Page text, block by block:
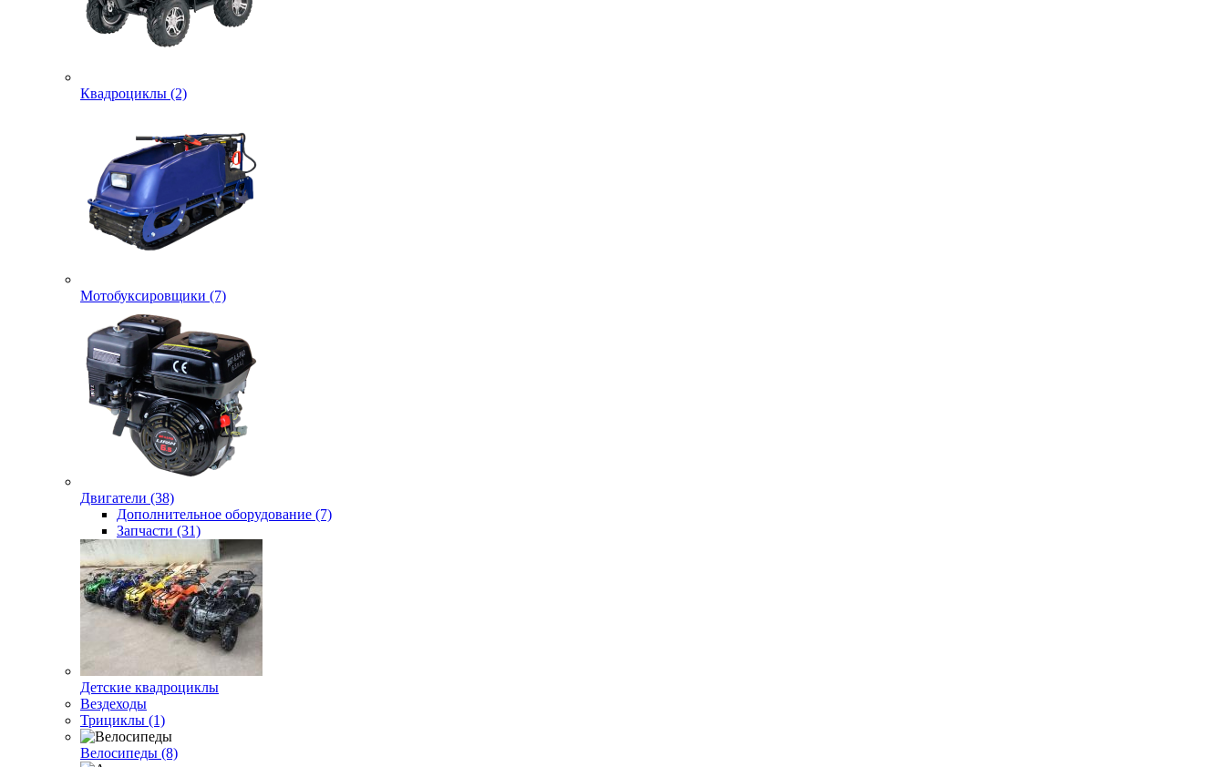
Квадроциклы (2)
Мотобуксировщики (7)
Двигатели (38)
Дополнительное оборудование (7)
Запчасти (31)
Детские квадроциклы
Вездеходы
Трициклы (1)
Велосипеды (8)